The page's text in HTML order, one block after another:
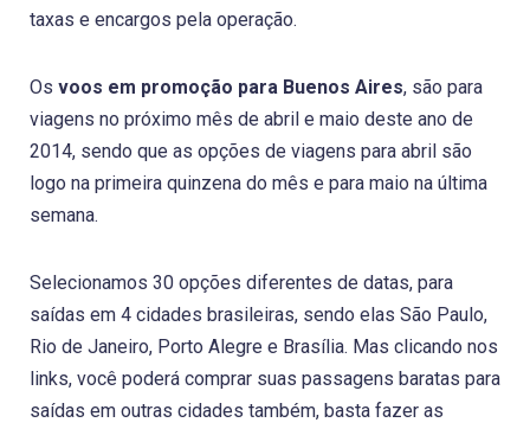
taxas e encargos pela operação.
Os voos em promoção para Buenos Aires, são para
viagens no próximo mês de abril e maio deste ano de
2014, sendo que as opções de viagens para abril são
logo na primeira quinzena do mês e para maio na última
semana.
Selecionamos 30 opções diferentes de datas, para
saídas em 4 cidades brasileiras, sendo elas São Paulo,
Rio de Janeiro, Porto Alegre e Brasília. Mas clicando nos
links, você poderá comprar suas passagens baratas para
saídas em outras cidades também, basta fazer as